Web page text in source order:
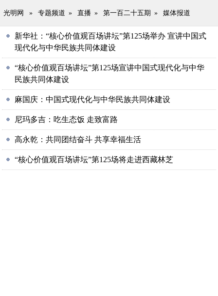
光明网 » 专题频道 » 直播 » 第一百二十五期 » 媒体报道
新华社：“核心价值观百场讲坛”第125场举办 宣讲中国式
现代化与中华民族共同体建设
“核心价值观百场讲坛”第125场宣讲中国式现代化与中华
民族共同体建设
麻国庆：中国式现代化与中华民族共同体建设
尼玛多吉：吃生态饭 走致富路
高永乾：共同团结奋斗 共享幸福生活
“核心价值观百场讲坛”第125场将走进西藏林芝